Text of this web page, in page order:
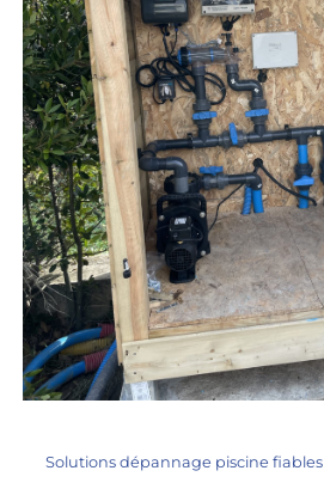
Solutions dépannage piscine fiables